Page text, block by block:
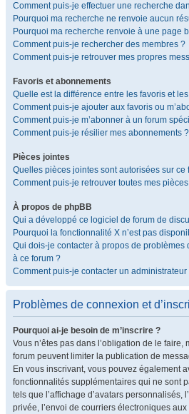
Comment puis-je effectuer une recherche
Pourquoi ma recherche ne renvoie aucun
Pourquoi ma recherche renvoie à une page
Comment puis-je rechercher des membres ?
Comment puis-je retrouver mes propres
Favoris et abonnements
Quelle est la différence entre les favoris et
Comment puis-je ajouter aux favoris ou
Comment puis-je m’abonner à un forum
Comment puis-je résilier mes abonnements ?
Pièces jointes
Quelles pièces jointes sont autorisées sur ce
Comment puis-je retrouver toutes mes
À propos de phpBB
Qui a développé ce logiciel de forum de
Pourquoi la fonctionnalité X n’est pas
Qui dois-je contacter à propos de problèmes
à ce forum ?
Comment puis-je contacter un administrateur
Problèmes de connexion et
Pourquoi ai-je besoin de m’inscrire ?
Vous n’êtes pas dans l’obligation de le faire,
forum peuvent limiter la publication de
En vous inscrivant, vous pouvez également
fonctionnalités supplémentaires qui ne sont
tels que l’affichage d’avatars personnalisés,
privée, l’envoi de courriers électroniques